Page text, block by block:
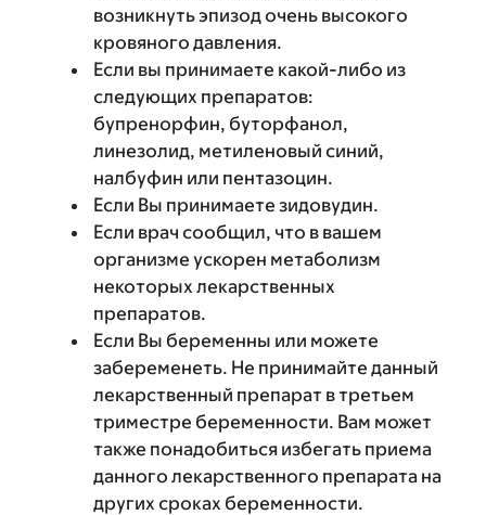
возникнуть эпизод очень высокого
кровяного давления.
Если вы принимаете какой-либо из
следующих препаратов:
бупренорфин, буторфанол,
линезолид, метиленовый синий,
налбуфин или пентазоцин.
Если Вы принимаете зидовудин.
Если врач сообщил, что в вашем
организме ускорен метаболизм
некоторых лекарственных
препаратов.
Если Вы беременны или можете
забеременеть. Не принимайте данный
лекарственный препарат в третьем
триместре беременности. Вам может
также понадобиться избегать приема
данного лекарственного препарата на
других сроках беременности.